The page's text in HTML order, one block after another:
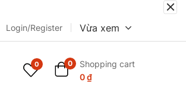
Login/Register Vừa xem
0 0
Shopping cart
0₫